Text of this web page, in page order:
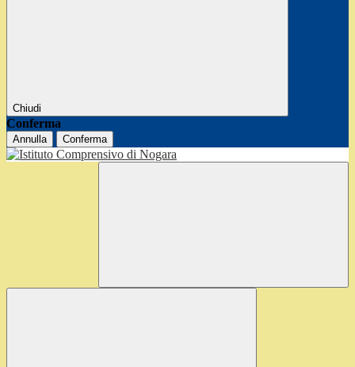
Chiudi
Conferma
Annulla Conferma